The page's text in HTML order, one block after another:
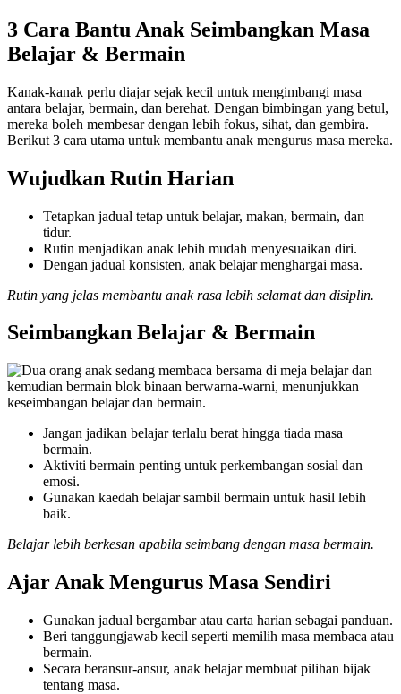
3 Cara Bantu Anak Seimbangkan Masa
Belajar & Bermain
Kanak-kanak perlu diajar sejak kecil untuk mengimbangi masa
antara belajar, bermain, dan berehat. Dengan bimbingan yang betul,
mereka boleh membesar dengan lebih fokus, sihat, dan gembira.
Berikut 3 cara utama untuk membantu anak mengurus masa mereka.
Wujudkan Rutin Harian
Tetapkan jadual tetap untuk belajar, makan, bermain, dan
tidur.
Rutin menjadikan anak lebih mudah menyesuaikan diri.
Dengan jadual konsisten, anak belajar menghargai masa.
Rutin yang jelas membantu anak rasa lebih selamat dan disiplin.
Seimbangkan Belajar & Bermain
Jangan jadikan belajar terlalu berat hingga tiada masa
bermain.
Aktiviti bermain penting untuk perkembangan sosial dan
emosi.
Gunakan kaedah belajar sambil bermain untuk hasil lebih
baik.
Belajar lebih berkesan apabila seimbang dengan masa bermain.
Ajar Anak Mengurus Masa Sendiri
Gunakan jadual bergambar atau carta harian sebagai panduan.
Beri tanggungjawab kecil seperti memilih masa membaca atau
bermain.
Secara beransur-ansur, anak belajar membuat pilihan bijak
tentang masa.